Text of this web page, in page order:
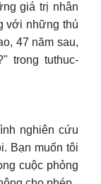
giá trị nhân
với những thú
47 năm sau,
trong tuthuc-
nghiên cứu
Bạn muốn tôi
cuộc phỏng